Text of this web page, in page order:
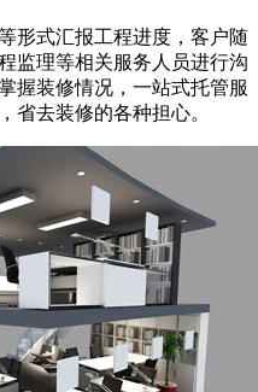
形式汇报工程进度，客户随
监理等相关服务人员进行沟
握装修情况，一站式托管服
省去装修的各种担心。